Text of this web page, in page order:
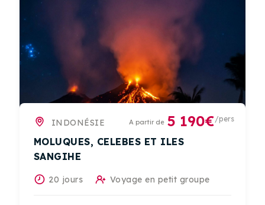
INDONÉSIE A partir de 5 190€/pers
MOLUQUES, CELEBES ET ILES
SANGIHE
20 jours Voyage en petit groupe